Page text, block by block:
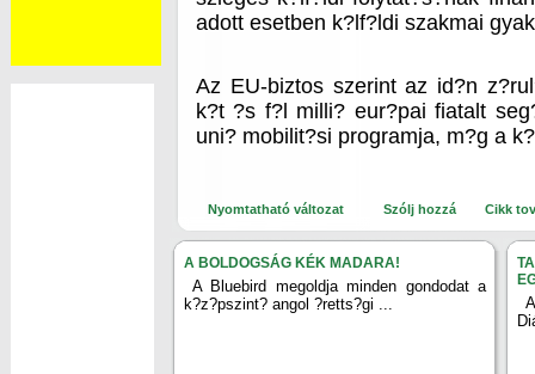
adott esetben k?lf?ldi szakmai
Az EU-biztos szerint az id?n
k?t ?s f?l milli? eur?pai fiatalt
uni? mobilit?si programja, m?g a
Nyomtatható változat Szólj hozzá Cikk
A BOLDOGSÁG KÉK MADARA!
A Bluebird megoldja minden gondodat a
k?z?pszint? angol ?retts?gi ...